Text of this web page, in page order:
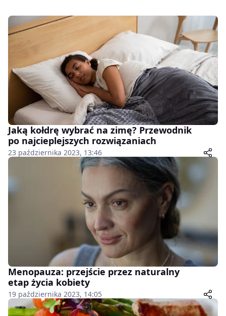
Jaką kołdrę wybrać na zimę? Przewodnik
po najcieplejszych rozwiązaniach
23 października 2023, 13:46
Menopauza: przejście przez naturalny
etap życia kobiety
19 października 2023, 14:05